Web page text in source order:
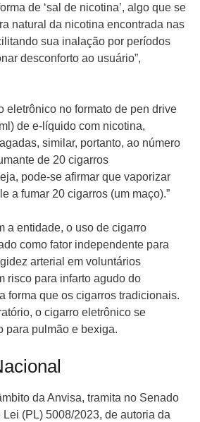
de ‘sal de nicotina’, algo que se
natural da nicotina encontrada nas
sua inalação por períodos
desconforto ao usuário”,
eletrônico no formato de pen drive
de e-líquido com nicotina,
similar, portanto, ao número
de 20 cigarros
pode-se afirmar que vaporizar
a fumar 20 cigarros (um maço).”
a entidade, o uso de cigarro
como fator independente para
arterial em voluntários
risco para infarto agudo do
forma que os cigarros tradicionais.
o cigarro eletrônico se
para pulmão e bexiga.
da Anvisa, tramita no Senado
(PL) 5008/2023, de autoria da